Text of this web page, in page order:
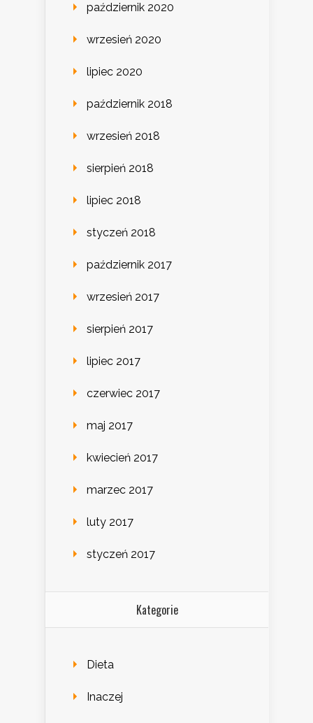
październik 2020
wrzesień 2020
lipiec 2020
październik 2018
wrzesień 2018
sierpień 2018
lipiec 2018
styczeń 2018
październik 2017
wrzesień 2017
sierpień 2017
lipiec 2017
czerwiec 2017
maj 2017
kwiecień 2017
marzec 2017
luty 2017
styczeń 2017
Kategorie
Dieta
Inaczej